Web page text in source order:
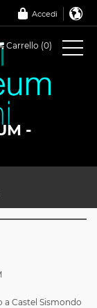
Accedi
Carrello (0)
-
Castel Sismondo